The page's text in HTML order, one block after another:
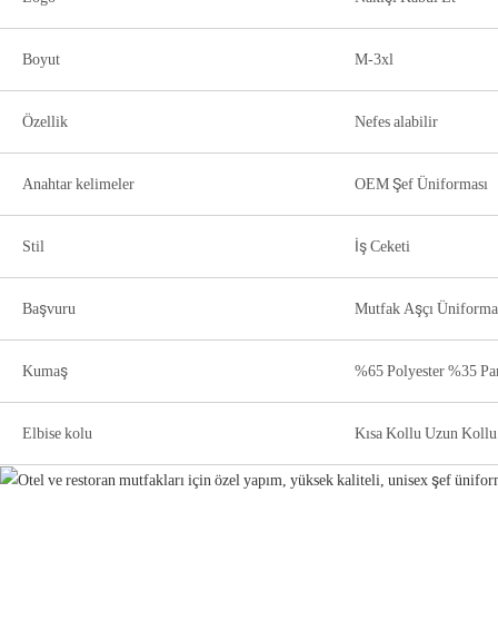
Boyut M-3xl
Özellik Nefes alabilir
Anahtar kelimeler OEM Şef Üniforması
Stil İş Ceketi
Başvuru Mutfak Aşçı
Kumaş %65 Polyester %35
Elbise kolu Kısa Kollu Uzun